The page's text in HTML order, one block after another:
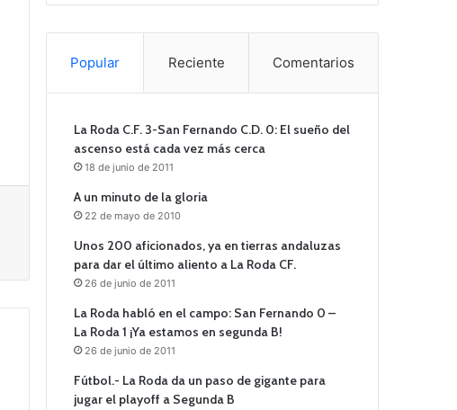
Popular Reciente Comentarios
La Roda C.F. 3-San Fernando C.D. 0: El sueño del
ascenso está cada vez más cerca
18 de junio de 2011
A un minuto de la gloria
22 de mayo de 2010
Unos 200 aficionados, ya en tierras andaluzas
para dar el último aliento a La Roda CF.
26 de junio de 2011
La Roda habló en el campo: San Fernando 0 –
La Roda 1 ¡Ya estamos en segunda B!
26 de junio de 2011
Fútbol.- La Roda da un paso de gigante para
jugar el playoff a Segunda B